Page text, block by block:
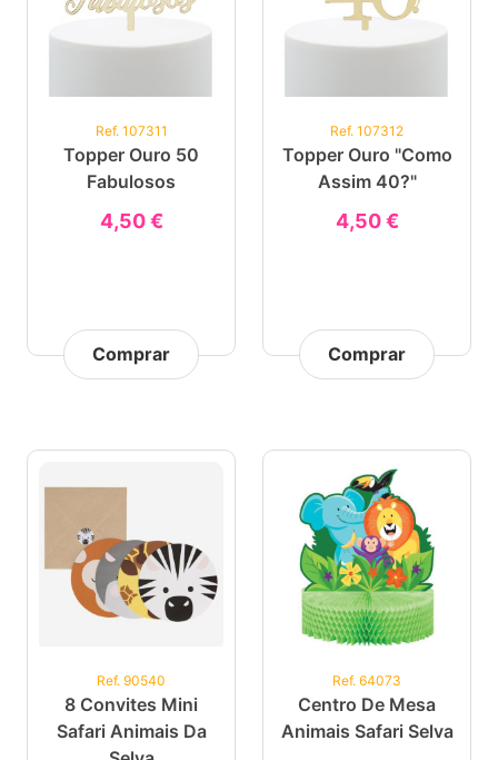
Ref. 107311
Topper Ouro 50
Fabulosos
4,50 €
Comprar
Ref. 107312
Topper Ouro "Como
Assim 40?"
4,50 €
Comprar
Ref. 90540
8 Convites Mini
Safari Animais Da
Ref. 64073
Centro De Mesa
Animais Safari Selva